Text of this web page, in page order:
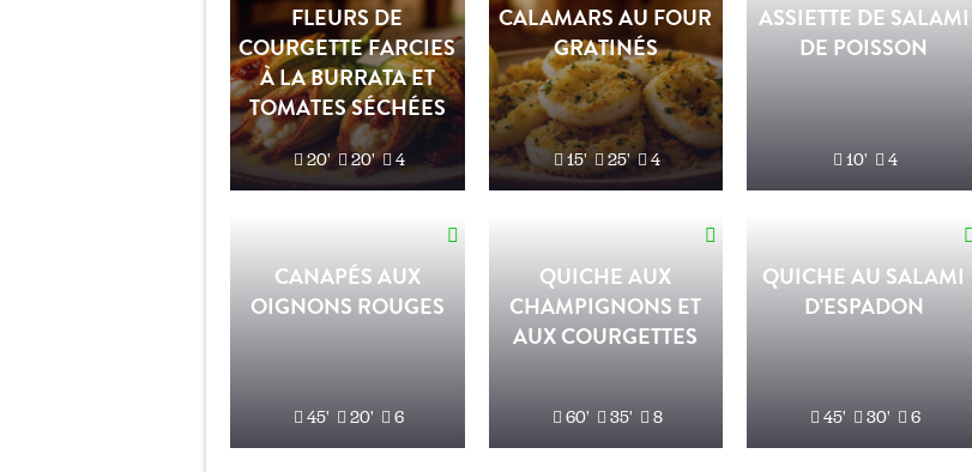
FLEURS DE
COURGETTE FARCIES
À LA BURRATA ET
TOMATES SÉCHÉES
20' 20' 4
CALAMARS AU FOUR
GRATINÉS
15' 25' 4
ASSIETTE DE SALAMI
DE POISSON
10' 4
CANAPÉS AUX
OIGNONS ROUGES
45' 20' 6
QUICHE AUX
CHAMPIGNONS ET
AUX COURGETTES
60' 35' 8
QUICHE AU SALAMI
D'ESPADON
45' 30' 6
spéciale